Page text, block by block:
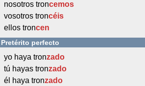
nosotros troncemos
vosotros troncéis
ellos troncen
Pretérito perfecto
yo haya tronzado
tú hayas tronzado
él haya tronzado